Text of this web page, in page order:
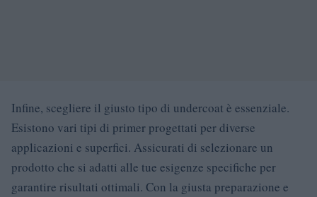
Infine, scegliere il giusto tipo di undercoat è essenziale.
Esistono vari tipi di primer progettati per diverse
applicazioni e superfici. Assicurati di selezionare un
prodotto che si adatti alle tue esigenze specifiche per
garantire risultati ottimali. Con la giusta preparazione e